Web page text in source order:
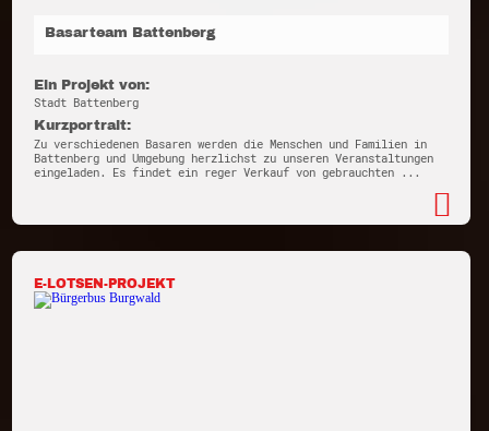
Basarteam Battenberg
Ein Projekt von:
Stadt Battenberg
Kurzportrait:
Zu verschiedenen Basaren werden die Menschen und Familien in
Battenberg und Umgebung herzlichst zu unseren Veranstaltungen
eingeladen. Es findet ein reger Verkauf von gebrauchten ...
E-LOTSEN-PROJEKT